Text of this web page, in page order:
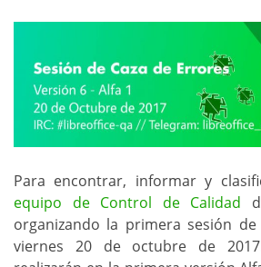
Para encontrar, informar y
equipo de Control de Calidad
organizando la primera sesión
viernes 20 de octubre de